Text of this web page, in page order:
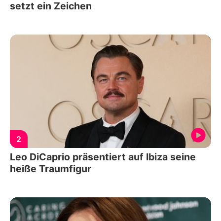
setzt ein Zeichen
2
Leo DiCaprio präsentiert auf Ibiza seine
heiße Traumfigur